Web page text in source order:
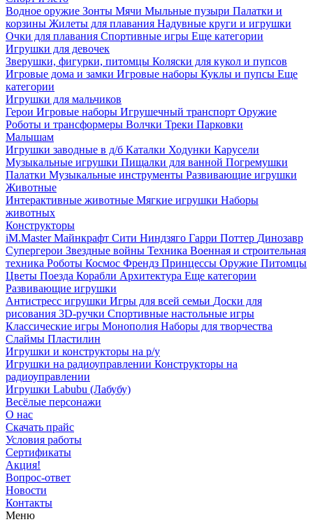
Водное оружие Зонты Мячи Мыльные пузыри Палатки и
корзины Жилеты для плавания Надувные круги и игрушки
Очки для плавания Спортивные игры Еще категории
Игрушки для девочек
Зверушки, фигурки, питомцы Коляски для кукол и пупсов
Игровые дома и замки Игровые наборы Куклы и пупсы Еще
категории
Игрушки для мальчиков
Герои Игровые наборы Игрушечный транспорт Оружие
Роботы и трансформеры Волчки Треки Парковки
Малышам
Игрушки заводные в д/б Каталки Ходунки Карусели
Музыкальные игрушки Пищалки для ванной Погремушки
Палатки Музыкальные инструменты Развивающие игрушки
Животные
Интерактивные животные Мягкие игрушки Наборы
животных
Конструкторы
iM.Master Майнкрафт Сити Ниндзяго Гарри Поттер Динозавр
Супергерои Звездные войны Техника Военная и строительная
техника Роботы Космос Френдз Принцессы Оружие Питомцы
Цветы Поезда Корабли Архитектура Еще категории
Развивающие игрушки
Антистресс игрушки Игры для всей семьи Доски для
рисования 3D-ручки Спортивные настольные игры
Классические игры Монополия Наборы для творчества
Слаймы Пластилин
Игрушки и конструкторы на р/у
Игрушки на радиоуправлении Конструкторы на
радиоуправлении
Игрушки Labubu (Лабубу)
Весёлые персонажи
О нас
Скачать прайс
Условия работы
Сертификаты
Акция!
Вопрос-ответ
Новости
Контакты
Меню